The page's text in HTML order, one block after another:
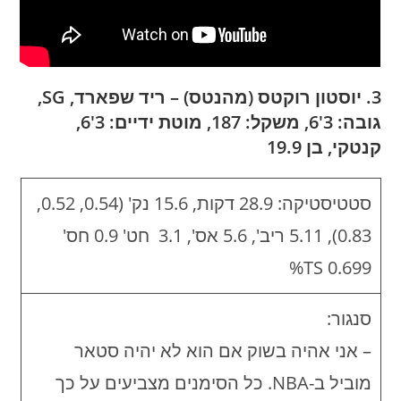
3. יוסטון רוקטס (מהנטס) – ריד שפארד, SG,
גובה: 3'6, משקל: 187, מוטת ידיים: 3'6,
קנטקי, בן 19.9
סטטיסטיקה: 28.9 דקות, 15.6 נק' (0.54, 0.52,
0.83), 5.11 ריב', 5.6 אס', 3.1 חט' 0.9 חס'
0.699 TS%
סנגור:
– אני אהיה בשוק אם הוא לא יהיה סטאר
מוביל ב-NBA. כל הסימנים מצביעים על כך